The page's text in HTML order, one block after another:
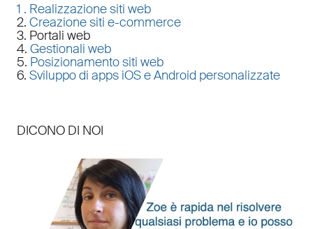
1 . Realizzazione siti web
2. Creazione siti e-commerce
3. Portali web
4. Gestionali web
5. Posizionamento siti web
6. Sviluppo di apps iOS e Android personalizzate
DICONO DI NOI